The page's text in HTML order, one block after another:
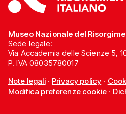
Museo Nazionale del
Sede legale:
Via Accademia delle Scienze 5,
P. IVA 08035780017
Note legali· Privacy policy ·
Modifica preferenze cookie·